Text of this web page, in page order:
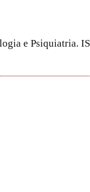
e Psiquiatria.